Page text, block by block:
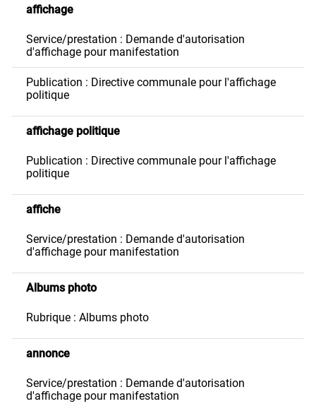
affichage
Service/prestation : Demande d'autorisation
d'affichage pour manifestation
Publication : Directive communale pour l'affichage
politique
affichage politique
Publication : Directive communale pour l'affichage
politique
affiche
Service/prestation : Demande d'autorisation
d'affichage pour manifestation
Albums photo
Rubrique : Albums photo
annonce
Service/prestation : Demande d'autorisation
d'affichage pour manifestation